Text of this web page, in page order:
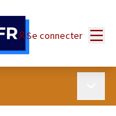
Se connecter